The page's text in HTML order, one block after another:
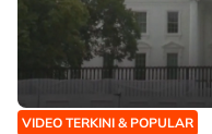
VIDEO TERKINI & POPULAR